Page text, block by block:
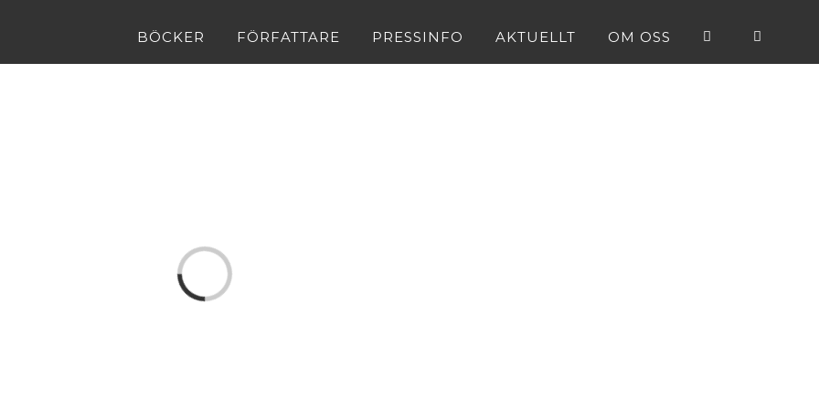
BÖCKER FÖRFATTARE PRESSINFO AKTUELLT OM OSS
Loading...